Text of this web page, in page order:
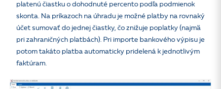
platenú čiastku o dohodnuté percento podľa podmienok
skonta. Na príkazoch na úhradu je možné platby na rovnaký
účet sumovať do jednej čiastky, čo znižuje poplatky (najmä
pri zahraničných platbách). Pri importe bankového výpisu je
potom takáto platba automaticky pridelená k jednotlivým
faktúram.